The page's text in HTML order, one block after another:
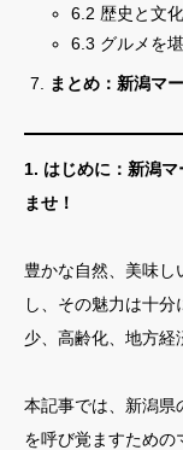
6.2 歴史と文
6.3 グルメを
まとめ：新潟マ
1. はじめに：新潟
ませ！
豊かな自然、美味
し、その魅力は十
少、高齢化、地方経
本記事では、新潟県
を呼び覚ますため